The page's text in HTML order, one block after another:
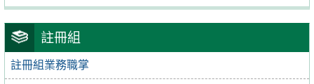
註冊組
註冊組業務職掌